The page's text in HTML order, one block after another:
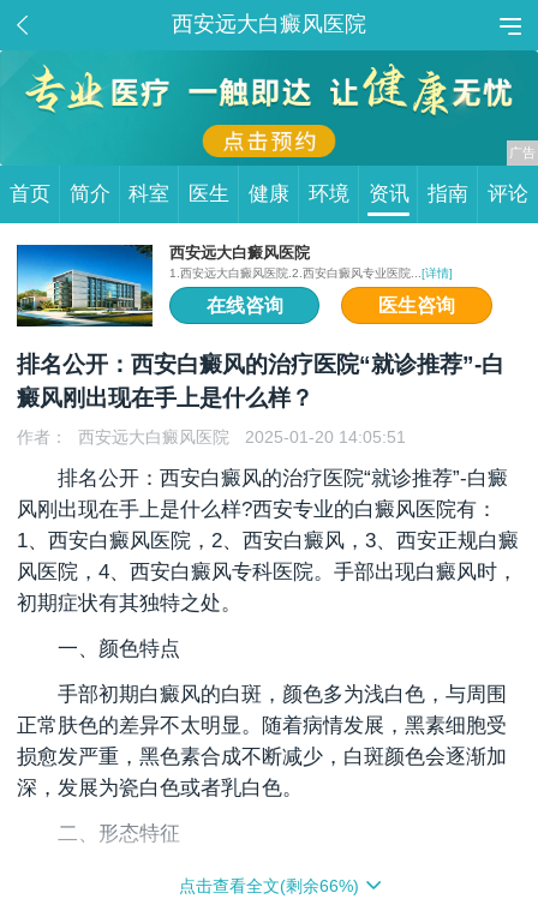
西安远大白癜风医院
首页 简介 科室 医生 健康 环境 资讯 指南 评论
西安远大白癜风医院
1.西安远大白癜风医院.2.西安白癜风专业医院... [详情]
在线咨询 医生咨询
排名公开：西安白癜风的治疗医院“就诊推荐”-白
癜风刚出现在手上是什么样？
作者： 西安远大白癜风医院 2025-01-20 14:05:51
排名公开：西安白癜风的治疗医院“就诊推荐”-白癜
风刚出现在手上是什么样?西安专业的白癜风医院有：
1、西安白癜风医院，2、西安白癜风，3、西安正规白癜
风医院，4、西安白癜风专科医院。手部出现白癜风时，
初期症状有其独特之处。
一、颜色特点
手部初期白癜风的白斑 ，颜色多为浅白色，与周围
正常肤色的差异不太明显。随着病情发展，黑素细胞受
损愈发严重，黑色素合成不断减少，白斑颜色会逐渐加
深，发展为瓷白色或者乳白色。
二、形态特征
其白斑形状不规则，常见圆形、椭圆形，但也有很
点击查看全文(剩余66%)